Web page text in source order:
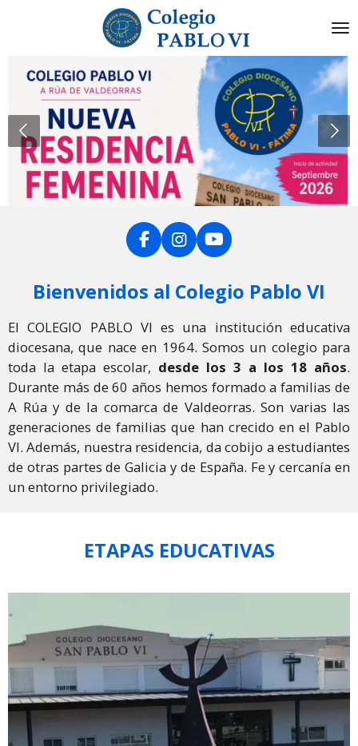
principal
F
a
e
o
o
k
I
n
t
g
r
a
m
Y
o
T
u
b
e
Bienvenidos al Colegio Pablo VI
El COLEGIO PABLO VI es una institución educativa
diocesana, que nace en 1964. Somos un colegio para
toda la etapa escolar, desde los 3 a los 18 años.
Durante más de 60 años hemos formado a familias de
A Rúa y de la comarca de Valdeorras. Son varias las
generaciones de familias que han crecido en el Pablo
VI. Además, nuestra residencia, da cobijo a estudiantes
de otras partes de Galicia y de España. Fe y cercanía en
un entorno privilegiado.
ETAPAS EDUCATIVAS